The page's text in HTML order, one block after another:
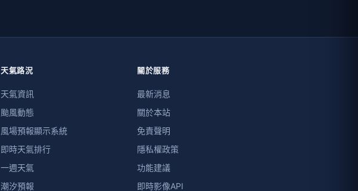
天氣路況
天氣資訊
颱風動態
風場預報顯示系統
即時天氣排行
一週天氣
潮汐預報
關於服務
最新消息
關於本站
免責聲明
隱私權政策
功能建議
即時影像API